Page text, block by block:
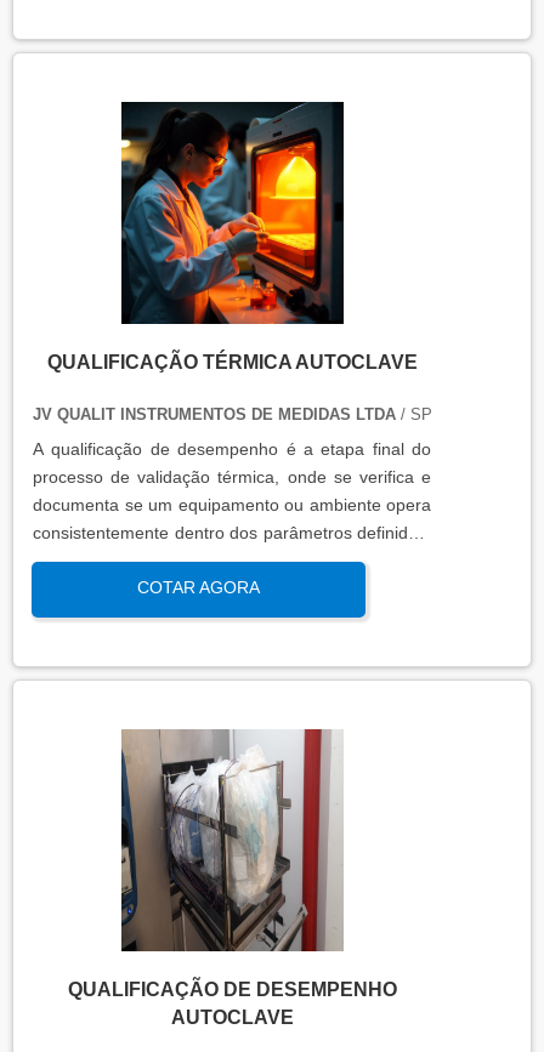
qualidade, produtividade e segurança no ambiente
QUALIFICAÇÃO TÉRMICA AUTOCLAVE
JV QUALIT INSTRUMENTOS DE MEDIDAS LTDA/ SP
A qualificação de desempenho é a etapa final do
processo de validação térmica, onde se verifica e
documenta se um equipamento ou ambiente opera
consistentemente dentro dos parâmetros definidos,
sob condições reais de uso. Esta qualificação
assegura que os processos atendem aos requisitos
regulatórios e de qualidade, garantindo segurança
COTAR AGORA
QUALIFICAÇÃO DE DESEMPENHO
AUTOCLAVE